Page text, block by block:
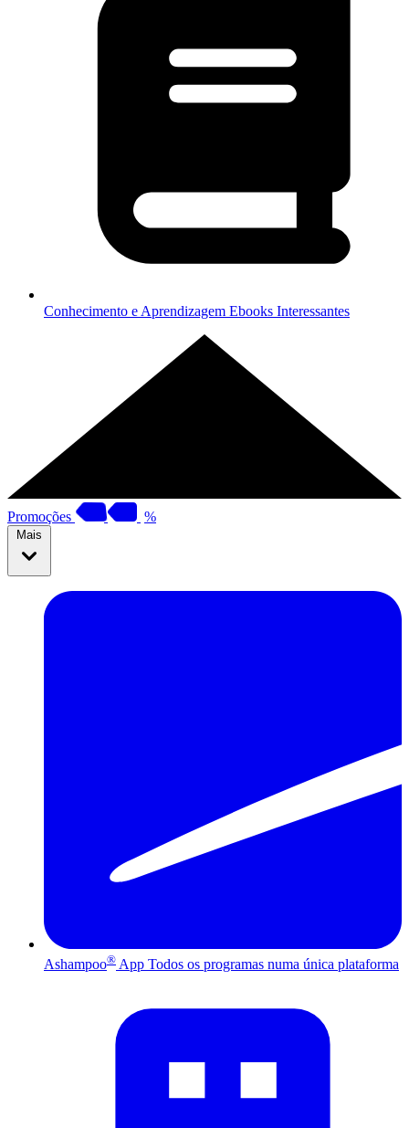
Conhecimento e Aprendizagem Ebooks Interessantes
Promoções %
Mais
Ashampoo® App Todos os programas numa única plataforma